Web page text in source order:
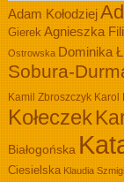
Adam Kołodziej
Gierek Agnieszka
Ostrowska Dominika
Sobura-
Kamil Zbroszczyk Karol
Kołeczek
Białogońska
Ciesielska Klaudia